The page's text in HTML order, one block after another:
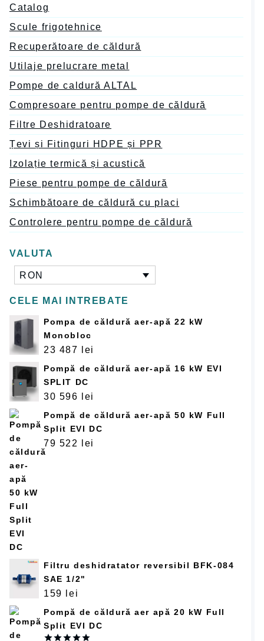
Catalog
Scule frigotehnice
Recuperătoare de căldură
Utilaje prelucrare metal
Pompe de caldură ALTAL
Compresoare pentru pompe de căldură
Filtre Deshidratoare
Țevi și Fitinguri HDPE și PPR
Izolație termică și acustică
Piese pentru pompe de căldură
Schimbătoare de căldură cu placi
Controlere pentru pompe de căldură
VALUTA
RON
CELE MAI INTREBATE
Pompa de căldură aer-apă 22 kW
Monobloc
23 487 lei
Pompă de căldură aer-apă 16 kW EVI
SPLIT DC
30 596 lei
Pompă de căldură aer-apă 50 kW Full
Split EVI DC
79 522 lei
Filtru deshidratator reversibil BFK-084
SAE 1/2"
159 lei
Pompă de căldură aer apă 20 kW Full
Split EVI DC